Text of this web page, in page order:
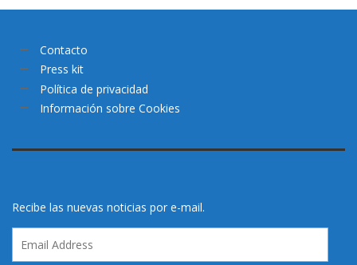
Contacto
Press kit
Política de privacidad
Información sobre Cookies
Recibe las nuevas noticias por e-mail.
Address